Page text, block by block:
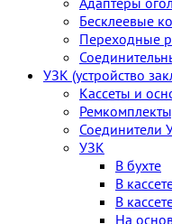
Бесклеевые
Переходные
УЗК (устройство
Кассеты и
Соединители
УЗК
В бухте
В
В
На